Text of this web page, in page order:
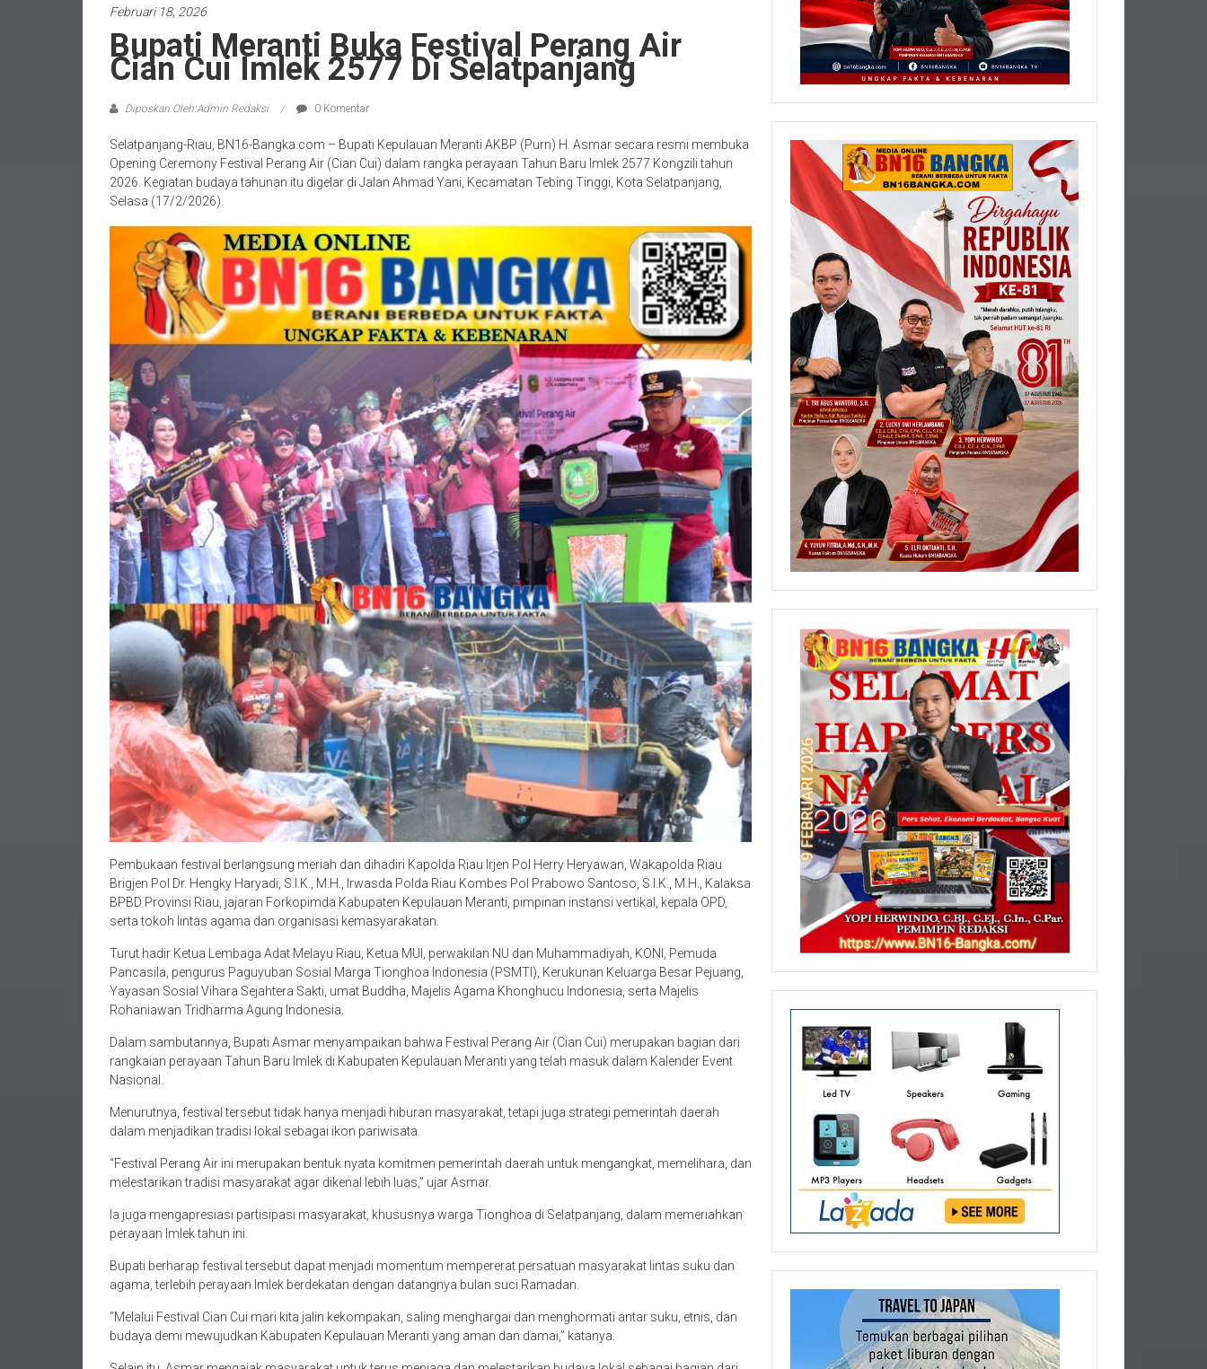
Februari 18, 2026
Bupati Meranti Buka Festival Perang Air
Cian Cui Imlek 2577 Di Selatpanjang
Diposkan Oleh:Admin Redaksi 0 Komentar
Selatpanjang-Riau, BN16-Bangka.com – Bupati Kepulauan Meranti AKBP (Purn) H. Asmar secara resmi membuka
Opening Ceremony Festival Perang Air (Cian Cui) dalam rangka perayaan Tahun Baru Imlek 2577 Kongzili tahun
2026. Kegiatan budaya tahunan itu digelar di Jalan Ahmad Yani, Kecamatan Tebing Tinggi, Kota Selatpanjang,
Selasa (17/2/2026).
Pembukaan festival berlangsung meriah dan dihadiri Kapolda Riau Irjen Pol Herry Heryawan, Wakapolda Riau
Brigjen Pol Dr. Hengky Haryadi, S.I.K., M.H., Irwasda Polda Riau Kombes Pol Prabowo Santoso, S.I.K., M.H., Kalaksa
BPBD Provinsi Riau, jajaran Forkopimda Kabupaten Kepulauan Meranti, pimpinan instansi vertikal, kepala OPD,
serta tokoh lintas agama dan organisasi kemasyarakatan.
Turut hadir Ketua Lembaga Adat Melayu Riau, Ketua MUI, perwakilan NU dan Muhammadiyah, KONI, Pemuda
Pancasila, pengurus Paguyuban Sosial Marga Tionghoa Indonesia (PSMTI), Kerukunan Keluarga Besar Pejuang,
Yayasan Sosial Vihara Sejahtera Sakti, umat Buddha, Majelis Agama Khonghucu Indonesia, serta Majelis
Rohaniawan Tridharma Agung Indonesia.
Dalam sambutannya, Bupati Asmar menyampaikan bahwa Festival Perang Air (Cian Cui) merupakan bagian dari
rangkaian perayaan Tahun Baru Imlek di Kabupaten Kepulauan Meranti yang telah masuk dalam Kalender Event
Nasional.
Menurutnya, festival tersebut tidak hanya menjadi hiburan masyarakat, tetapi juga strategi pemerintah daerah
dalam menjadikan tradisi lokal sebagai ikon pariwisata.
“Festival Perang Air ini merupakan bentuk nyata komitmen pemerintah daerah untuk mengangkat, memelihara, dan
melestarikan tradisi masyarakat agar dikenal lebih luas,” ujar Asmar.
Ia juga mengapresiasi partisipasi masyarakat, khususnya warga Tionghoa di Selatpanjang, dalam memeriahkan
perayaan Imlek tahun ini.
Bupati berharap festival tersebut dapat menjadi momentum mempererat persatuan masyarakat lintas suku dan
agama, terlebih perayaan Imlek berdekatan dengan datangnya bulan suci Ramadan.
“Melalui Festival Cian Cui mari kita jalin kekompakan, saling menghargai dan menghormati antar suku, etnis, dan
budaya demi mewujudkan Kabupaten Kepulauan Meranti yang aman dan damai,” katanya.